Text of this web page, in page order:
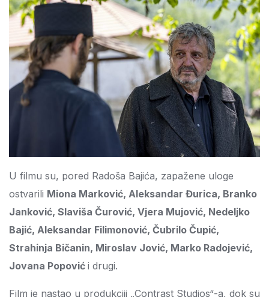
U filmu su, pored Radoša Bajića, zapažene uloge
ostvarili Miona Marković, Aleksandar Đurica, Branko
Janković, Slaviša Čurović, Vjera Mujović, Nedeljko
Bajić, Aleksandar Filimonović, Čubrilo Čupić,
Strahinja Bičanin, Miroslav Jović, Marko Radojević,
Jovana Popović i drugi.
Film je nastao u produkciji „Contrast Studios“-a, dok su